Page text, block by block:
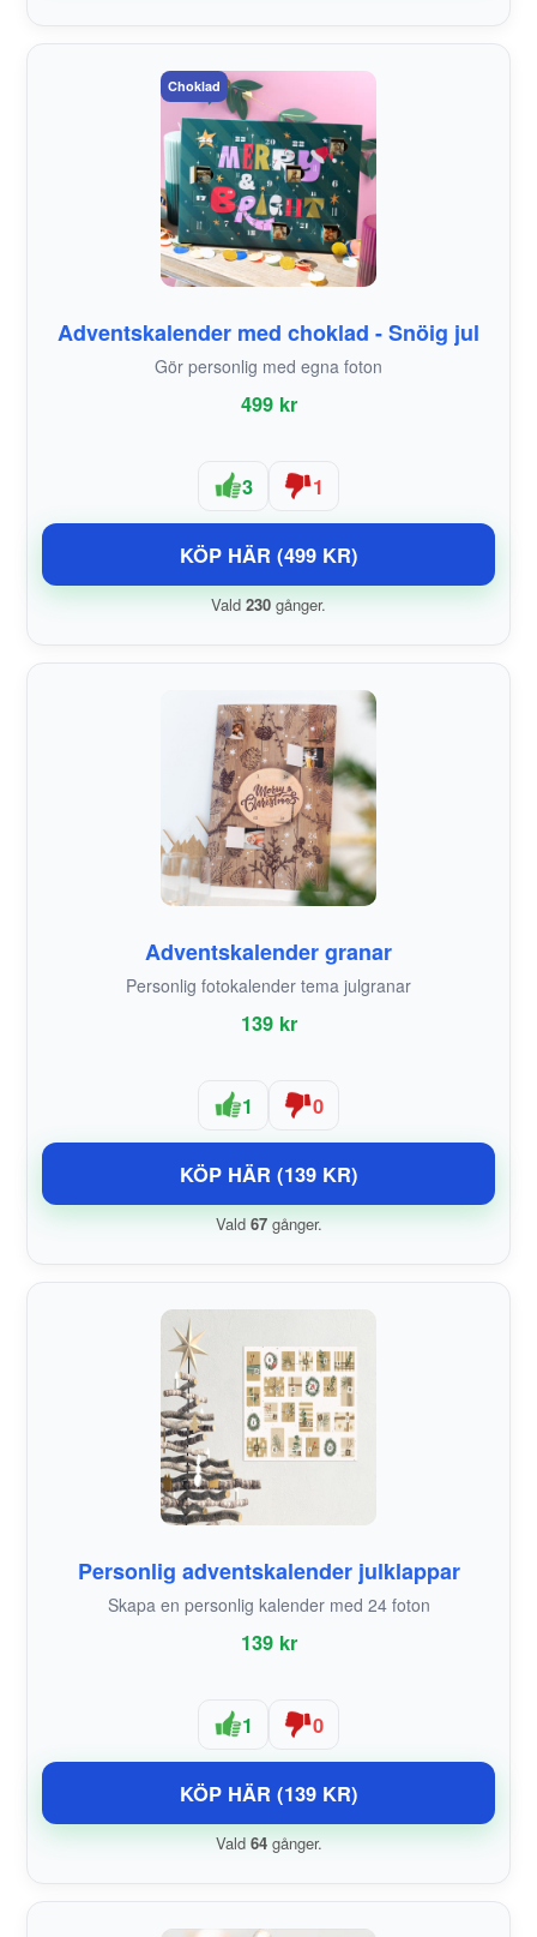
Choklad
Adventskalender med choklad - Snöig jul
Gör personlig med egna foton
499 kr
3 1
KÖP HÄR (499 KR)
Vald 230 gånger.
Adventskalender granar
Personlig fotokalender tema julgranar
139 kr
1 0
KÖP HÄR (139 KR)
Vald 67gånger.
Personlig adventskalender julklappar
Skapa en personlig kalender med 24 foton
139 kr
1 0
KÖP HÄR (139 KR)
Vald 64gånger.